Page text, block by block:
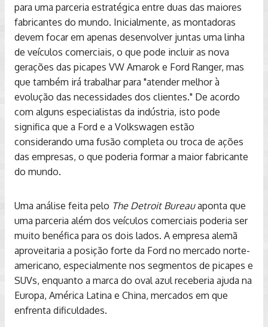
para uma parceria estratégica entre duas das maiores
fabricantes do mundo. Inicialmente, as montadoras
devem focar em apenas desenvolver juntas uma linha
de veículos comerciais, o que pode incluir as nova
gerações das picapes VW Amarok e Ford Ranger, mas
que também irá trabalhar para "atender melhor à
evolução das necessidades dos clientes." De acordo
com alguns especialistas da indústria, isto pode
significa que a Ford e a Volkswagen estão
considerando uma fusão completa ou troca de ações
das empresas, o que poderia formar a maior fabricante
do mundo.
Uma análise feita pelo The Detroit Bureau aponta que
uma parceria além dos veículos comerciais poderia ser
muito benéfica para os dois lados. A empresa alemã
aproveitaria a posição forte da Ford no mercado norte-
americano, especialmente nos segmentos de picapes e
SUVs, enquanto a marca do oval azul receberia ajuda na
Europa, América Latina e China, mercados em que
enfrenta dificuldades.